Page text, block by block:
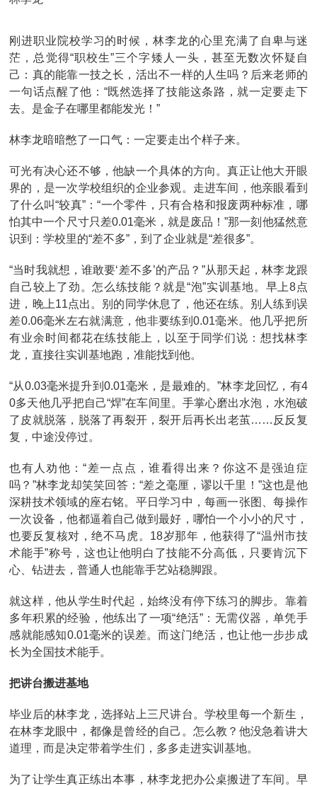
刚进职业院校学习的时候，林李龙的心里充满了自卑与迷
茫，总觉得“职校生”三个字矮人一头，甚至无数次怀疑自
己：真的能靠一技之长，活出不一样的人生吗？后来老师的
一句话点醒了他：“既然选择了技能这条路，就一定要走下
去。是金子在哪里都能发光！”
林李龙暗暗憋了一口气：一定要走出个样子来。
可光有决心还不够，他缺一个具体的方向。真正让他大开眼
界的，是一次学校组织的企业参观。走进车间，他亲眼看到
了什么叫“较真”：“一个零件，只有合格和报废两种标准，哪
怕其中一个尺寸只差0.01毫米，就是废品！”那一刻他猛然意
识到：学校里的“差不多”，到了企业就是“差很多”。
“当时我就想，谁敢要‘差不多’的产品？”从那天起，林李龙跟
自己较上了劲。怎么练技能？就是“泡”实训基地。早上8点
进，晚上11点出。别的同学休息了，他还在练。别人练到误
差0.06毫米左右就满意，他非要练到0.01毫米。他几乎把所
有业余时间都花在练技能上，以至于同学们说：想找林李
龙，直接往实训基地跑，准能找到他。
“从0.03毫米提升到0.01毫米，是最难的。”林李龙回忆，有4
0多天他几乎把自己“焊”在车间里。手掌心磨出水泡，水泡破
了皮就脱落，脱落了再裂开，裂开后再长出老茧……反反复
复，中途没停过。
也有人劝他：“差一点点，谁看得出来？你这不是强迫症
吗？”林李龙却笑笑回答：“差之毫厘，谬以千里！”这也是他
深耕技术领域的座右铭。平日学习中，每画一张图、每操作
一次设备，他都逼着自己做到最好，哪怕一个小小的尺寸，
也要反复核对，绝不马虎。18岁那年，他获得了“温州市技
术能手”称号，这也让他明白了技能不分高低，只要肯沉下
心、钻进去，普通人也能靠手艺站稳脚跟。
就这样，他从学生时代起，始终没有停下练习的脚步。靠着
多年积累的经验，他练出了一项“绝活”：无需仪器，单凭手
感就能感知0.01毫米的误差。而这门绝活，也让他一步步成
长为全国技术能手。
把讲台搬进基地
毕业后的林李龙，选择站上三尺讲台。学校里每一个新生，
在林李龙眼中，都像是曾经的自己。怎么教？他没急着讲大
道理，而是决定带着学生们，多多走进实训基地。
为了让学生真正练出本事，林李龙把办公桌搬进了车间。早